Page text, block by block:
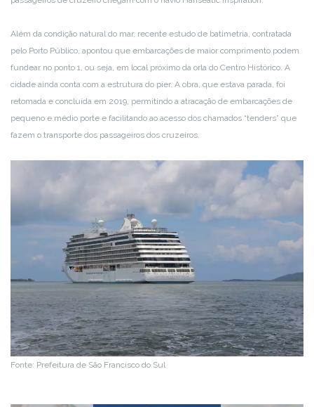
Além da condição natural do mar, recente estudo de batimetria, contratada
pelo Porto Público, apontou que embarcações de maior comprimento podem
fundear no ponto 1, ou seja, em local próximo da orla do Centro Histórico. A
cidade ainda conta com a estrutura do píer. A obra, que estava parada, foi
retomada e concluída em 2019, permitindo a atracação de embarcações de
pequeno e médio porte e facilitando ao acesso dos chamados “tenders” que
fazem o transporte dos passageiros dos cruzeiros.
Fonte: Prefeitura de São Francisco do Sul